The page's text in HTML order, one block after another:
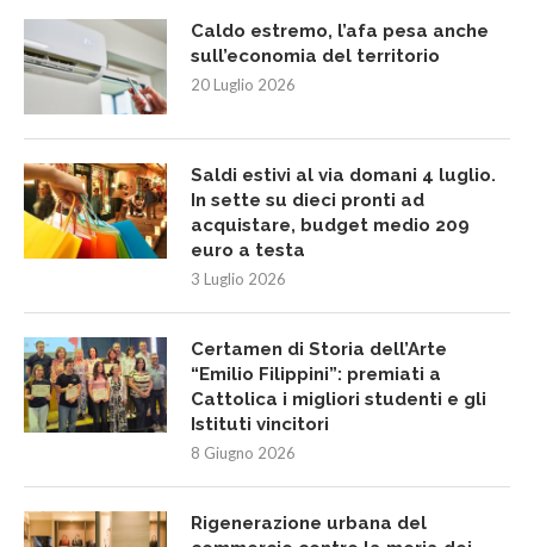
Caldo estremo, l’afa pesa anche
sull’economia del territorio
20 Luglio 2026
Saldi estivi al via domani 4 luglio.
In sette su dieci pronti ad
acquistare, budget medio 209
euro a testa
3 Luglio 2026
Certamen di Storia dell’Arte
“Emilio Filippini”: premiati a
Cattolica i migliori studenti e gli
Istituti vincitori
8 Giugno 2026
Rigenerazione urbana del